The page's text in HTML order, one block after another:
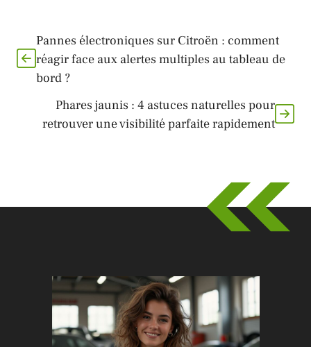
Pannes électroniques sur Citroën : comment
réagir face aux alertes multiples au tableau de
bord ?
Phares jaunis : 4 astuces naturelles pour
retrouver une visibilité parfaite rapidement